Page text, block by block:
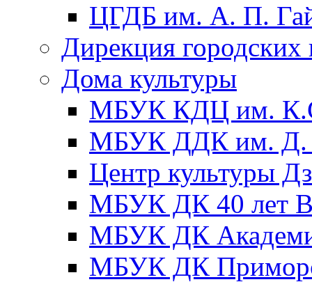
ЦГДБ им. А. П.
Дирекция городских
Дома культуры
МБУК КДЦ им.
МБУК ДДК им. Д.
Центр культуры
МБУК ДК 40 лет
МБУК ДК
МБУК ДК